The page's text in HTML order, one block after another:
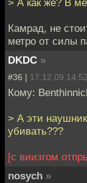
Камрад, не
метро от силы
DKDC »
#36 | 17.12.09 14:52
Кому:
> А эти
убивать???
[с виизгом
nosych »